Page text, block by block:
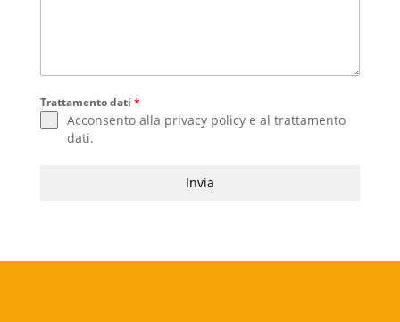
Trattamento dati *
Acconsento alla privacy policye al trattamento
dati.
Invia